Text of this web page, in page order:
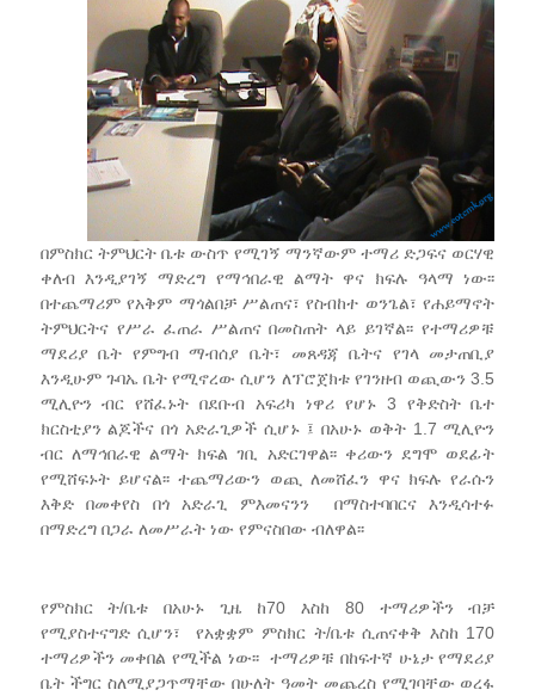
በምስክር ትምህርት ቤቱ ውስጥ የሚገኝ ማንኛውም ተማሪ ድጋፍና ወርሃዊ
ቀለብ እንዲያገኝ ማድረግ የማኅበራዊ ልማት ዋና ክፍሉ ዓላማ ነው፡፡
በተጨማሪም የአቅም ማጎልበቻ ሥልጠና፣ የስብከተ ወንጌል፣ የሐይማኖት
ትምህርትና የሥራ ፈጠራ ሥልጠና በመስጠት ላይ ይገኛል፡፡ የተማሪዎቹ
ማደሪያ ቤት የምግብ ማብሰያ ቤት፣ መጸዳጃ ቤትና የገላ መታጠቢያ
እንዲሁም ጉባኤ ቤት የሚኖረው ሲሆን ለፕሮጀክቱ የገንዘብ ወጪውን 3.5
ሚሊዮን ብር የሸፈኑት በደቡብ አፍሪካ ነዋሪ የሆኑ 3 የቅድስት ቤተ
ክርስቲያን ልጆችና በጎ አድራጊዎች ሲሆኑ ፤ በአሁኑ ወቅት 1.7 ሚሊዮን
ብር ለማኅበራዊ ልማት ክፍል ገቢ አድርገዋል፡፡ ቀሪውን ደግሞ ወደፊት
የሚሸፍኑት ይሆናል፡፡ ተጨማሪውን ወጪ ለመሸፈን ዋና ክፍሉ የራሱን
እቅድ በመቀየስ በጎ አድራጊ ምእመናንን በማስተባበርና እንዲሳተፉ
በማድረግ በጋራ ለመሥራት ነው የምናስበው ብለዋል፡፡
የምስክር ት/ቤቱ በአሁኑ ጊዜ ከ70 እስከ 80 ተማሪዎችን ብቻ
የሚያስተናግድ ሲሆን፣ የአቋቋም ምስክር ት/ቤቱ ሲጠናቀቅ እስከ 170
ተማሪዎችን መቀበል የሚችል ነው፡፡ ተማሪዎቹ በከፍተኛ ሁኔታ የማደሪያ
ቤት ችግር ስለሚያጋጥማቸው በሁለት ዓመት መጨረስ የሚገባቸው ወረፋ